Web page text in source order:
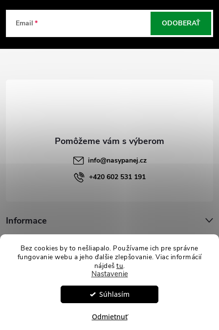
Bez cookies by to nešliapalo. Používame ich pre správne
fungovanie webu a jeho ďalšie zlepšovanie. Viac informácií
nájdeš tu.
Nastavenie
Odmietnuť
Súhlasím
u
Z
á
Email ODOBERAŤ
Informace
Podpora
info@nasypanej.cz
+420 602 531 191
Vytvoril Shoptet
Copyright 2026Nasypanej.sk. Všetky práva vyhradené.
nastavenie cookies